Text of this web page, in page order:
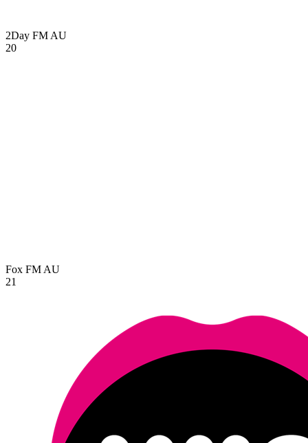
2Day FM AU
20
Fox FM AU
21